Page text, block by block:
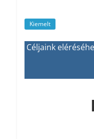
Kiemelt
Céljaink